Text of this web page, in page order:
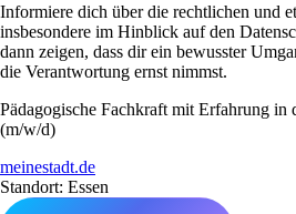
Informiere dich über die rechtlichen und
insbesondere im Hinblick auf den
dann zeigen, dass dir ein bewusster
die Verantwortung ernst nimmst.
Pädagogische Fachkraft mit Erfahrung in
(m/w/d)
meinestadt.de
Standort: Essen